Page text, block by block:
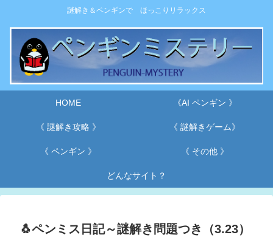
謎解き＆ペンギンで ほっこりリラックス
HOME 《AI ペンギン 》
《 謎解き攻略 》 《 謎解きゲーム》
《 ペンギン 》 《 その他 》
どんなサイト？
🐧ペンミス日記～謎解き問題つき（3.23）